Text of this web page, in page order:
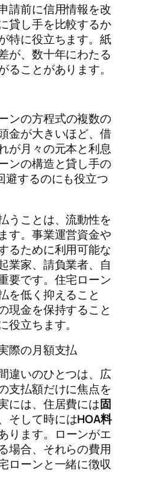
請前に信用情報を改
貸し手を比較するか
特に役立ちます。紙
が、数十年にわたる
ることがあります。
ンの方程式の複数の
金が大きいほど、借
が月々の元本と利息
ンの構造と貸し手の
避するのにも役立つ
うことは、流動性を
す。事業運営資金や
るために利用可能な
業家、請負業者、自
要です。住宅ローン
を低く抑えること
現金を保持すること
立ちます。
際の月額支払
違いのひとつは、広
支払額だけに焦点を
には、住居費には固
そして時にはHOA料
ります。ローンがエ
場合、それらの費用
ローンと一緒に徴収